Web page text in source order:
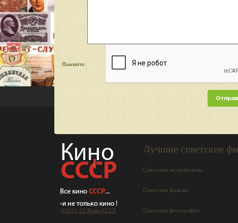
Нажмите:
©2011-22 Кино-СCCР
Лучшие советские
Советские мультфильмы
Советские фильмы
Советские фотографии